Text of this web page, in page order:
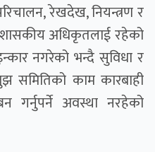
रेखदेख, नियन्त्रण र
अधिकृतलाई रहेको
नगरेको भन्दै सुविधा र
समितिको काम कारबाही
गर्नुपर्ने अवस्था नरहेको